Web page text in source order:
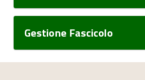
Gestione Fascicolo